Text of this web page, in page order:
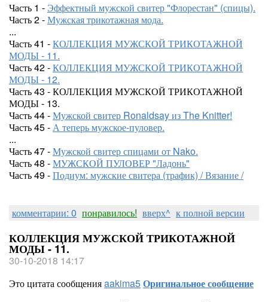
Часть 1 - Эффектный мужской свитер "Флорестан" (спицы).
Часть 2 -Мужская трикотажная мода.
...
Часть 41 -КОЛЛЕКЦИЯ МУЖСКОЙ ТРИКОТАЖНОЙ
МОДЫ - 11.
Часть 42 -КОЛЛЕКЦИЯ МУЖСКОЙ ТРИКОТАЖНОЙ
МОДЫ - 12.
Часть 43 - КОЛЛЕКЦИЯ МУЖСКОЙ ТРИКОТАЖНОЙ
МОДЫ - 13.
Часть 44 -Мужской свитер Ronaldsay из The Knitter!
Часть 45 -А теперь мужское-пуловер.
...
Часть 47 -Мужской свитер спицами от Nako.
Часть 48 -МУЖСКОЙ ПУЛОВЕР "Ладонь"
Часть 49 -Подиум: мужские свитера (трафик) / Вязание /
комментарии: 0 понравилось! вверх^ к полной версии
КОЛЛЕКЦИЯ МУЖСКОЙ ТРИКОТАЖНОЙ
МОДЫ - 11.
30-10-2018 14:17
Это цитата сообщенияaakima5Оригинальное сообщение